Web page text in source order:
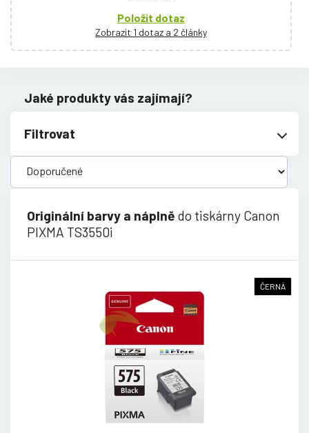
Položit dotaz
Zobrazit 1 dotaz a 2 články
Jaké produkty vás zajímají?
Filtrovat
Originální barvy a náplně do tiskárny Canon
PIXMA TS3550i
ČERNÁ